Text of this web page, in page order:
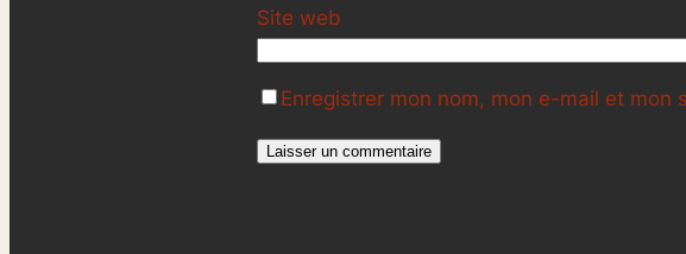
Site web
Enregistrer mon nom, mon e-mail et mon